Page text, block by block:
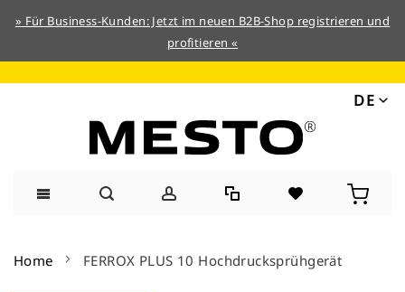
» Für Business-Kunden: Jetzt im neuen B2B-Shop registrieren und
profitieren «
DE
Inhalt
Home FERROX PLUS 10 Hochdrucksprühgerät